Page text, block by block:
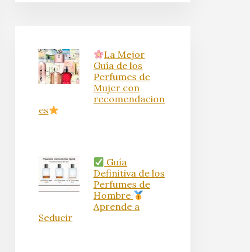
La Mejor
Guía de los
Perfumes de
Mujer con
recomendacion
es
Guía
Definitiva de los
Perfumes de
Hombre
Aprende a
Seducir